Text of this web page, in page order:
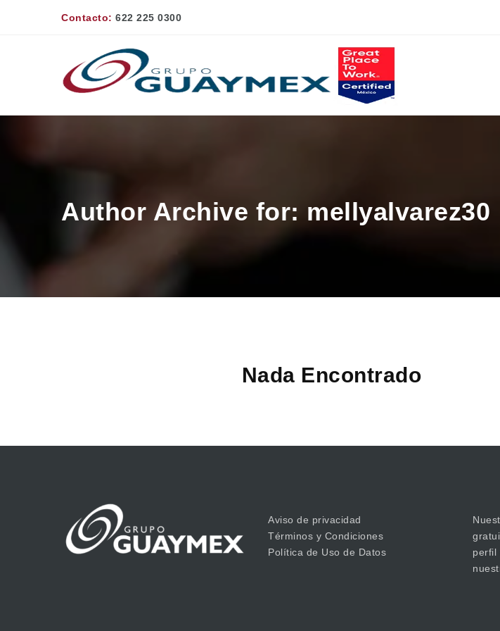
Contacto: 622 225 0300
Author Archive for: mellyalvarez30
Nada Encontrado
Aviso de privacidad
Términos y Condiciones
Política de Uso de Datos
perfil